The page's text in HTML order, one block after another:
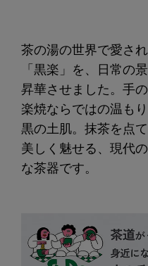
茶の湯の世界で愛さ
「黒楽」を、日常の
昇華させました。手
楽焼ならではの温も
黒の土肌。抹茶を点
美しく魅せる、現代
な茶器です。